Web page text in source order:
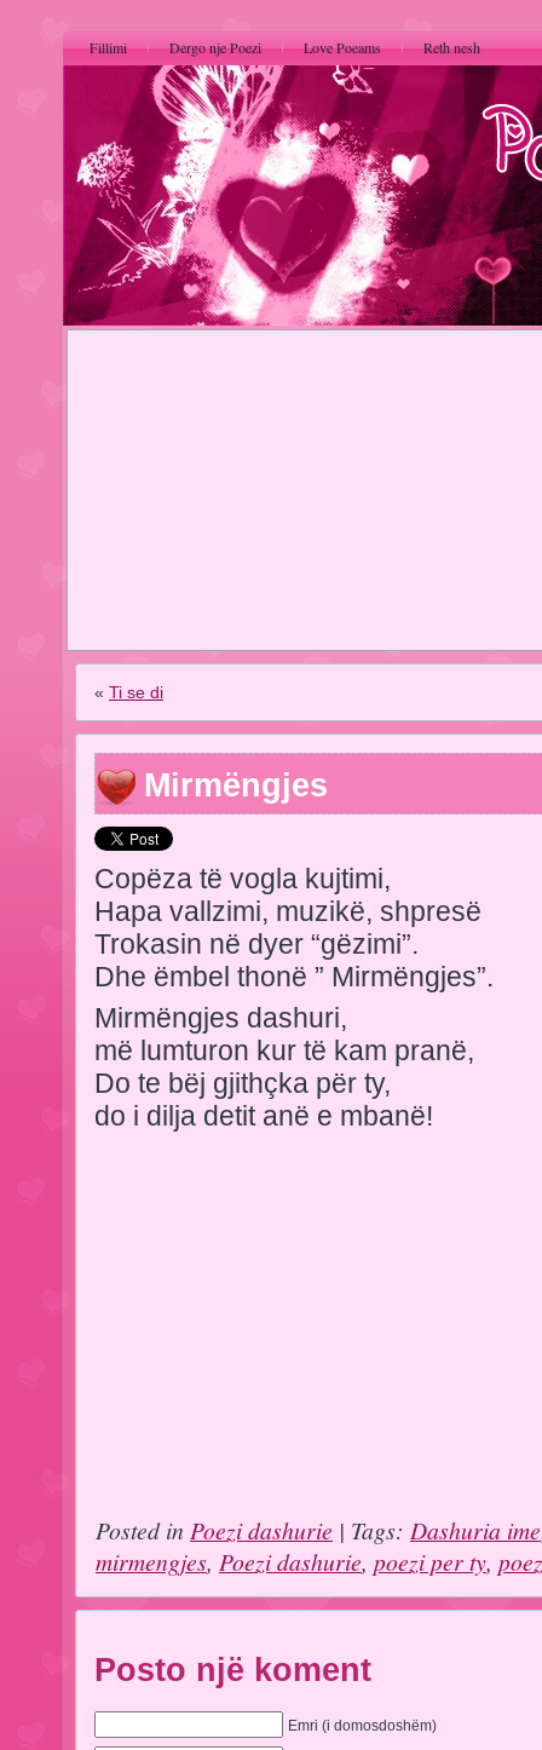
Fillimi Dergo nje Poezi Love Poeams Reth nesh
« Ti se di
Mirmëngjes
Copëza të vogla kujtimi,
Hapa vallzimi, muzikë, shpresë
Trokasin në dyer “gëzimi”.
Dhe ëmbel thonë ” Mirmëngjes”.
Mirmëngjes dashuri,
më lumturon kur të kam pranë,
Do te bëj gjithçka për ty,
do i dilja detit anë e mbanë!
Posted in Poezi dashurie | Tags: Dashuria ime
mirmengjes, Poezi dashurie, poezi per ty,
Posto një koment
Emri (i domosdoshëm)